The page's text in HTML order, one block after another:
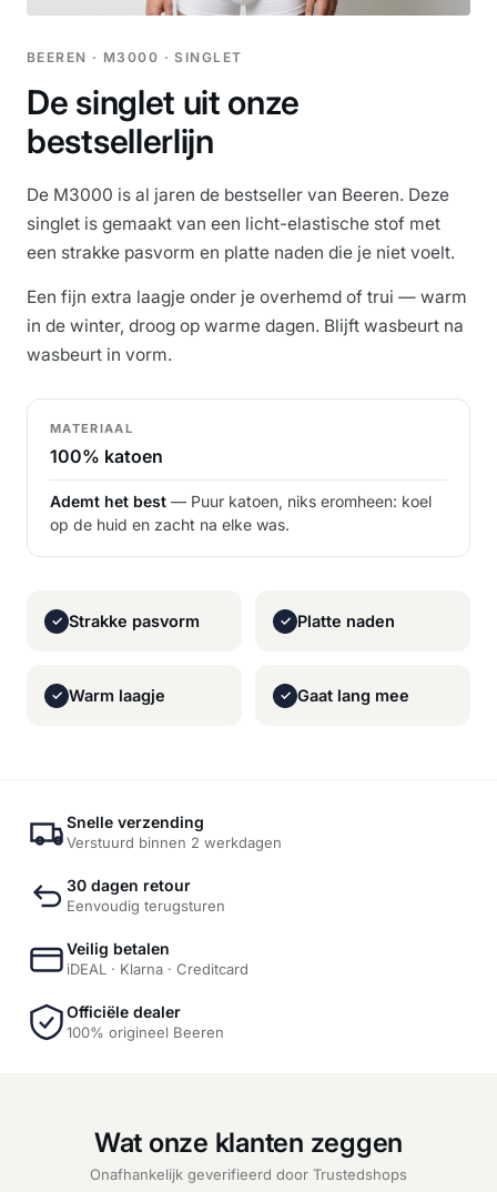
BEEREN · M3000 · SINGLET
De singlet uit onze
bestsellerlijn
De M3000 is al jaren de bestseller van Beeren. Deze
singlet is gemaakt van een licht-elastische stof met
een strakke pasvorm en platte naden die je niet voelt.
Een fijn extra laagje onder je overhemd of trui — warm
in de winter, droog op warme dagen. Blijft wasbeurt na
wasbeurt in vorm.
MATERIAAL
100% katoen
Ademt het best — Puur katoen, niks eromheen: koel
op de huid en zacht na elke was.
✓ Strakke pasvorm ✓ Platte naden
✓ Warm laagje ✓ Gaat lang mee
Snelle verzending
Verstuurd binnen 2 werkdagen
30 dagen retour
Eenvoudig terugsturen
Veilig betalen
iDEAL · Klarna · Creditcard
Officiële dealer
100% origineel Beeren
Wat onze klanten zeggen
Onafhankelijk geverifieerd door Trustedshops